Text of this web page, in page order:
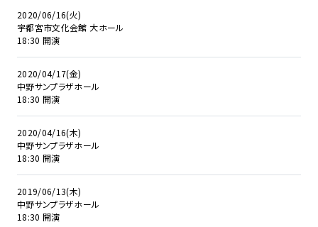
2020/06/16(火)
宇都宮市文化会館 大ホール
18:30 開演
2020/04/17(金)
中野サンプラザホール
18:30 開演
2020/04/16(木)
中野サンプラザホール
18:30 開演
2019/06/13(木)
中野サンプラザホール
18:30 開演